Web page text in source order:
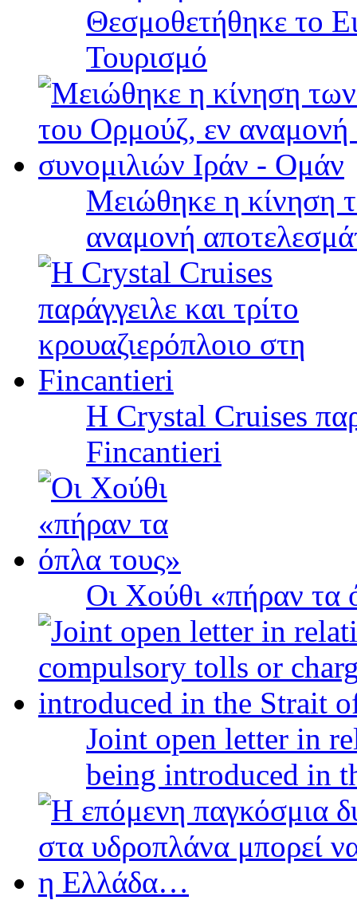
Θεσμοθετήθηκε το
Τουρισμό
Μειώθηκε η κίνηση
αναμονή
Η Crystal Cruises
Fincantieri
Οι Χούθι «πήραν τα
Joint open letter in
being introduced in